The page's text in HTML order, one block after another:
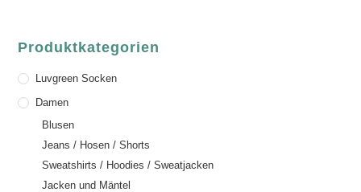
Produktkategorien
Luvgreen Socken
Damen
Blusen
Jeans / Hosen / Shorts
Sweatshirts / Hoodies / Sweatjacken
Jacken und Mäntel